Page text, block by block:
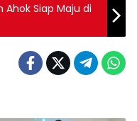
Ahok Siap Maju di